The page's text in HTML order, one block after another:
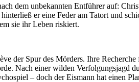
dem unbekannten Entführer auf:
er eine Feder am Tatort und
sie ihr Leben riskiert.
der Spur des Mörders. Ihre
Nach einer wilden Verfolgungsjagd
– doch der Eismann hat einen